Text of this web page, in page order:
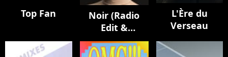
Top Fan
Noir (Radio
Edit &
Remixes)
L'Ère du
Verseau